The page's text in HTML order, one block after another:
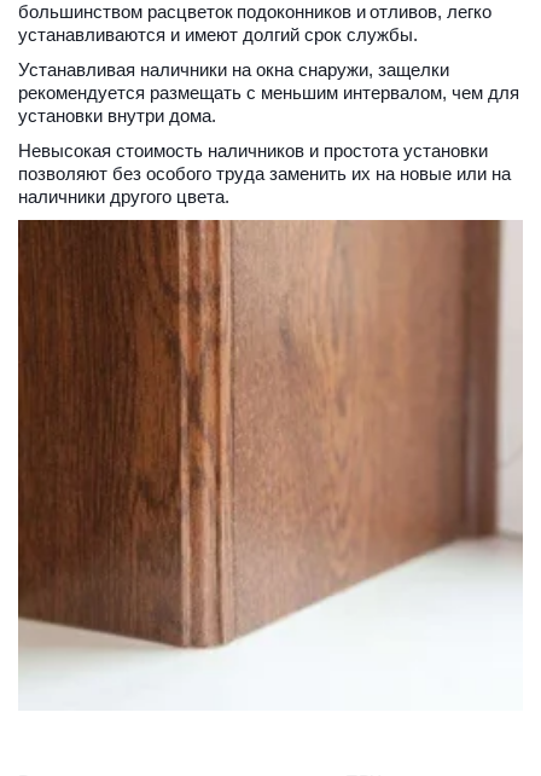
большинством расцветок подоконников и отливов, легко
устанавливаются и имеют долгий срок службы.
Устанавливая наличники на окна снаружи, защелки
рекомендуется размещать с меньшим интервалом, чем для
установки внутри дома.
Невысокая стоимость наличников и простота установки
позволяют без особого труда заменить их на новые или на
наличники другого цвета.